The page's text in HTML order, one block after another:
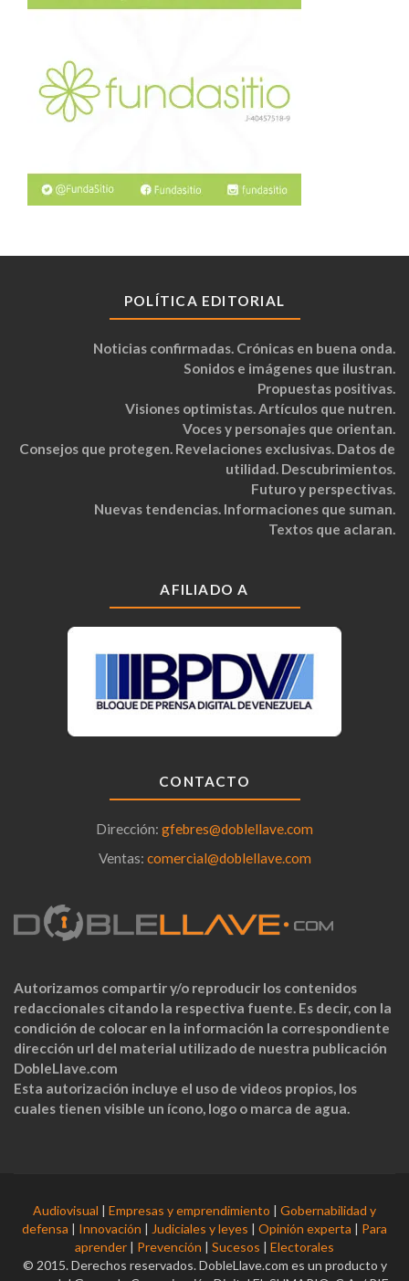
POLÍTICA EDITORIAL
Noticias confirmadas. Crónicas en buena onda.
Sonidos e imágenes que ilustran.
Propuestas positivas.
Visiones optimistas. Artículos que nutren.
Voces y personajes que orientan.
Consejos que protegen. Revelaciones exclusivas. Datos de
utilidad. Descubrimientos.
Futuro y perspectivas.
Nuevas tendencias. Informaciones que suman.
Textos que aclaran.
AFILIADO A
CONTACTO
Dirección: gfebres@doblellave.com
Ventas: comercial@doblellave.com
Autorizamos compartir y/o reproducir los contenidos
redaccionales citando la respectiva fuente. Es decir, con la
condición de colocar en la información la correspondiente
dirección url del material utilizado de nuestra publicación
DobleLlave.com
Esta autorización incluye el uso de videos propios, los
cuales tienen visible un ícono, logo o marca de agua.
Audiovisual | Empresas y emprendimiento | Gobernabilidad y
defensa | Innovación | Judiciales y leyes | Opinión experta | Para
aprender | Prevención | Sucesos | Electorales
© 2015. Derechos reservados. DobleLlave.com es un producto y